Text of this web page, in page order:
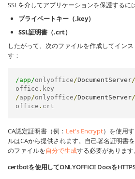
SSLを介してアプリケーションを保護するに
プライベートキー（.key）
SSL証明書（.crt）
したがって、次のファイルを作成してイン
す：
/app/onlyoffice/DocumentServer/
office .
/app/onlyoffice/DocumentServer/
office . crt
CA認定証明書（例： Let's Encrypt）を使用
ルはCAから提供されます。自己署名証明書
のファイルを自分で生成する必要があります。
certbotを使用してONLYOFFICE Docsを